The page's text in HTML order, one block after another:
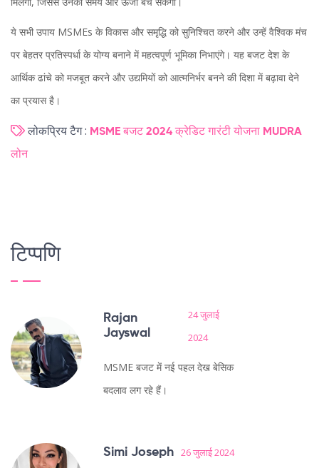
ये सभी उपाय MSMEs के विकास और समृद्धि को सुनिश्चित करने और उन्हें वैश्विक मंच
पर बेहतर प्रतिस्पर्धा के योग्य बनाने में महत्वपूर्ण भूमिका निभाएंगे। यह बजट देश के
आर्थिक ढांचे को मजबूत करने और उद्यमियों को आत्मनिर्भर बनने की दिशा में बढ़ावा देने
का प्रयास है।
लोकप्रिय टैग : MSME बजट 2024 क्रेडिट गारंटी योजना MUDRA
लोन
टिप्पणि
Rajan
Jayswal
24 जुलाई
2024
MSME बजट में नई पहल देख बेसिक
बदलाव लग रहे हैं।
Simi Joseph 26 जुलाई 2024